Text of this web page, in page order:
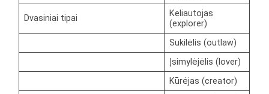
Dvasiniai tipai
Keliautojas
(explorer)
Sukilėlis (outlaw)
Įsimylėjėlis (lover)
Kūrėjas (creator)